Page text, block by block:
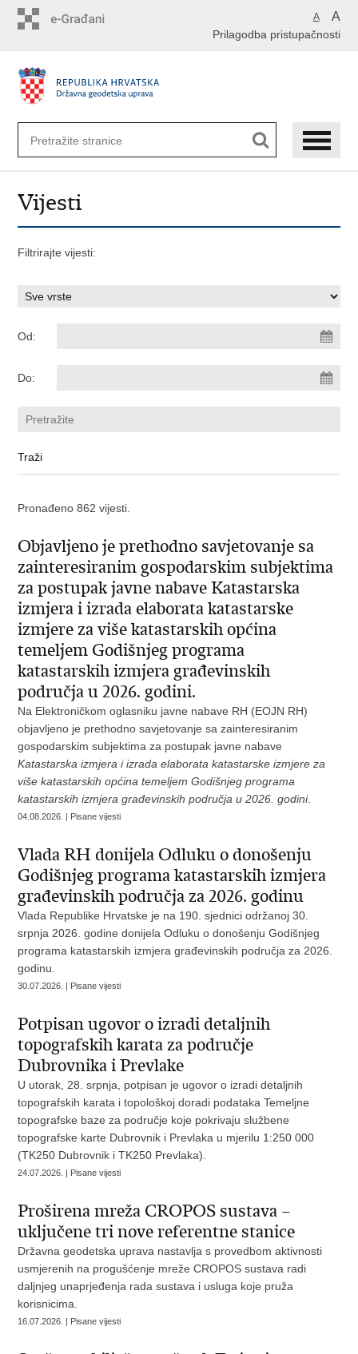
A A
Prilagodba pristupačnosti
Vijesti
Filtrirajte vijesti:
Od:
Do:
Pronađeno 862 vijesti.
Objavljeno je prethodno savjetovanje sa
zainteresiranim gospodarskim subjektima
za postupak javne nabave Katastarska
izmjera i izrada elaborata katastarske
izmjere za više katastarskih općina
temeljem Godišnjeg programa
katastarskih izmjera građevinskih
područja u 2026. godini.
Na Elektroničkom oglasniku javne nabave RH (EOJN RH)
objavljeno je prethodno savjetovanje sa zainteresiranim
gospodarskim subjektima za postupak javne nabave
Katastarska izmjera i izrada elaborata katastarske izmjere za
više katastarskih općina temeljem Godišnjeg programa
katastarskih izmjera građevinskih područja u 2026. godini.
04.08.2026. | Pisane vijesti
Vlada RH donijela Odluku o donošenju
Godišnjeg programa katastarskih izmjera
građevinskih područja za 2026. godinu
Vlada Republike Hrvatske je na 190. sjednici održanoj 30.
srpnja 2026. godine donijela Odluku o donošenju Godišnjeg
programa katastarskih izmjera građevinskih područja za 2026.
godinu.
30.07.2026. | Pisane vijesti
Potpisan ugovor o izradi detaljnih
topografskih karata za područje
Dubrovnika i Prevlake
U utorak, 28. srpnja, potpisan je ugovor o izradi detaljnih
topografskih karata i topološkoj doradi podataka Temeljne
topografske baze za područje koje pokrivaju službene
topografske karte Dubrovnik i Prevlaka u mjerilu 1:250 000
(TK250 Dubrovnik i TK250 Prevlaka).
24.07.2026. | Pisane vijesti
Proširena mreža CROPOS sustava –
uključene tri nove referentne stanice
Državna geodetska uprava nastavlja s provedbom aktivnosti
usmjerenih na progušćenje mreže CROPOS sustava radi
daljnjeg unaprjeđenja rada sustava i usluga koje pruža
korisnicima.
16.07.2026. | Pisane vijesti